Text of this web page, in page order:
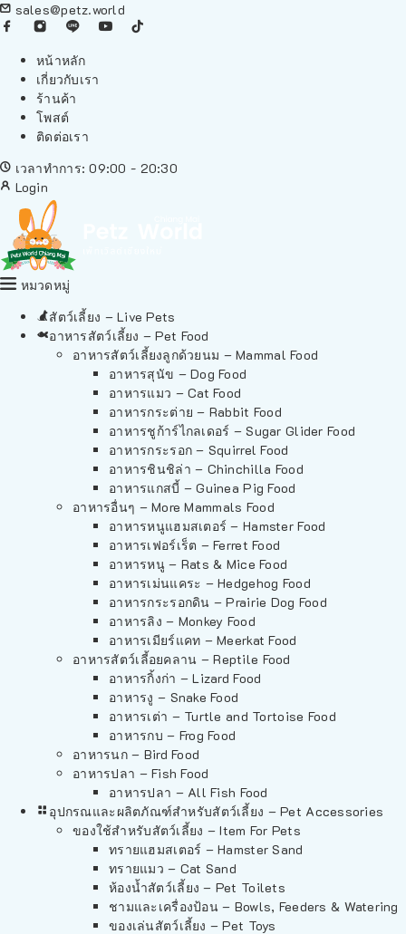
sales@petz.world
หน้าหลัก
เกี่ยวกับเรา
ร้านค้า
โพสต์
ติดต่อเรา
เวลาทำการ: 09:00 - 20:30
Login
หมวดหมู่
สัตว์เลี้ยง – Live Pets
อาหารสัตว์เลี้ยง – Pet Food
อาหารสัตว์เลี้ยงลูกด้วยนม – Mammal Food
อาหารสุนัข – Dog Food
อาหารแมว – Cat Food
อาหารกระต่าย – Rabbit Food
อาหารชูก้าร์ไกลเดอร์ – Sugar Glider Food
อาหารกระรอก – Squirrel Food
อาหารชินชิล่า – Chinchilla Food
อาหารแกสบี้ – Guinea Pig Food
อาหารอื่นๆ – More Mammals Food
อาหารหนูแฮมสเตอร์ – Hamster Food
อาหารเฟอร์เร็ต – Ferret Food
อาหารหนู – Rats & Mice Food
อาหารเม่นแคระ – Hedgehog Food
อาหารกระรอกดิน – Prairie Dog Food
อาหารลิง – Monkey Food
อาหารเมียร์แคท – Meerkat Food
อาหารสัตว์เลี้อยคลาน – Reptile Food
อาหารกิ้งก่า – Lizard Food
อาหารงู – Snake Food
อาหารเต่า – Turtle and Tortoise Food
อาหารกบ – Frog Food
อาหารนก – Bird Food
อาหารปลา – Fish Food
อาหารปลา – All Fish Food
อุปกรณและผลิตภัณฑ์สำหรับสัตว์เลี้ยง – Pet Accessories
ของใช้สำหรับสัตว์เลี้ยง – Item For Pets
ทรายแฮมสเตอร์ – Hamster Sand
ทรายแมว – Cat Sand
ห้องน้ำสัตว์เลี้ยง – Pet Toilets
ชามและเครื่องป้อน – Bowls, Feeders & Watering
ของเล่นสัตว์เลี้ยง – Pet Toys